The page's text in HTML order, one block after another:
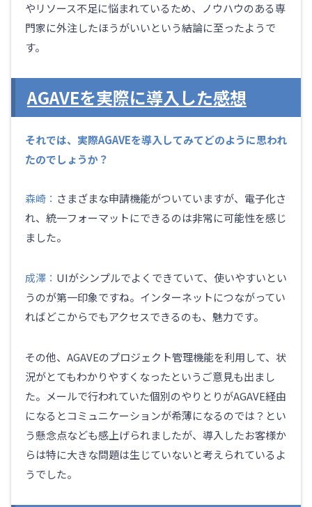
やリソース不足に悩まれているため、ノウハウのある専
門家に外注したほうがいいという結論に至ったようで
す。
AGAVEを実際に導入した感想
それでは、実際AGAVEを導入してみてどのように思われ
たのでしょうか？
森崎： さまざまな申請機能がついていますが、電子化さ
れ、統一フォーマットにできるのは非常に可能性を感じ
ました。
成澤： UIがシンプルでよくできていて、使いやすいとい
うのが第一印象ですね。インターネットにつながってい
ればどこからでもアクセスできるのも、魅力です。
その他、AGAVEのプロジェクト管理機能を利用して、状
況がとてもわかりやすくなったというご意見も出まし
た。メールで行われていた個別のやりとりがAGAVE経由
になるとコミュニケーションが希薄になるのでは？とい
う懸念点なども感上げられましたが、導入したお客様か
らは特に大きな問題は生じていないと考えられているよ
うでした。